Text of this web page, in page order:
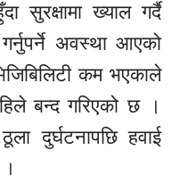
सुरक्षामा ख्याल गर्दै
अवस्था आएको
कम भएकाले
बन्द गरिएको छ ।
दुर्घटनापछि हवाई